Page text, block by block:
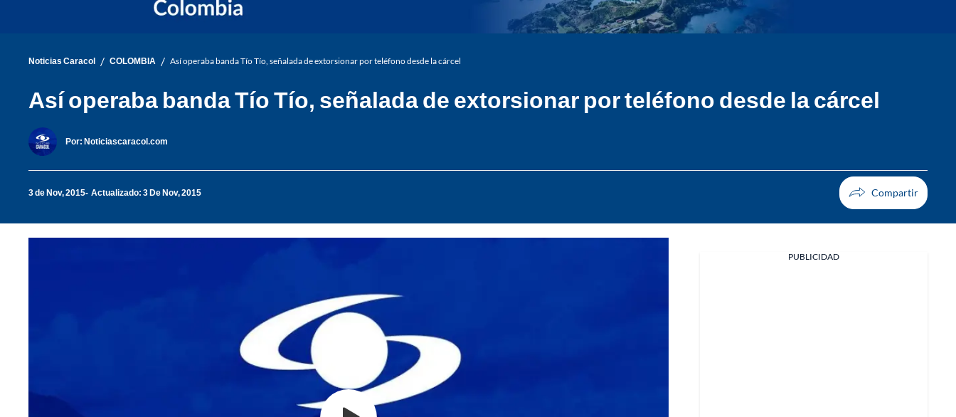
Noticias Caracol / COLOMBIA / Así operaba banda Tío Tío, señalada de extorsionar por teléfono desde la cárcel
Así operaba banda Tío Tío, señalada de extorsionar por teléfono desde la cárcel
Por: Noticiascaracol.com
3 de Nov, 2015 Actualizado: 3 De Nov, 2015
PUBLICIDAD